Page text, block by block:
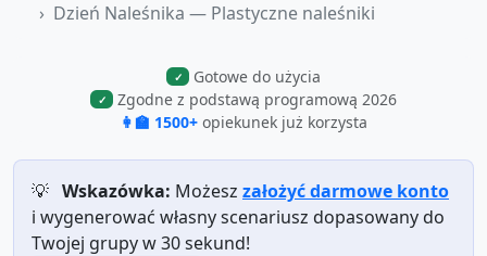
Dzień Naleśnika — Plastyczne naleśniki
✓ Gotowe do użycia
✓
Zgodne z podstawą programową 2026
👩‍🏫 1500+ opiekunek już korzysta
💡 Wskazówka: Możesz założyć darmowe konto
i wygenerować własny scenariusz dopasowany do
Twojej grupy w 30 sekund!